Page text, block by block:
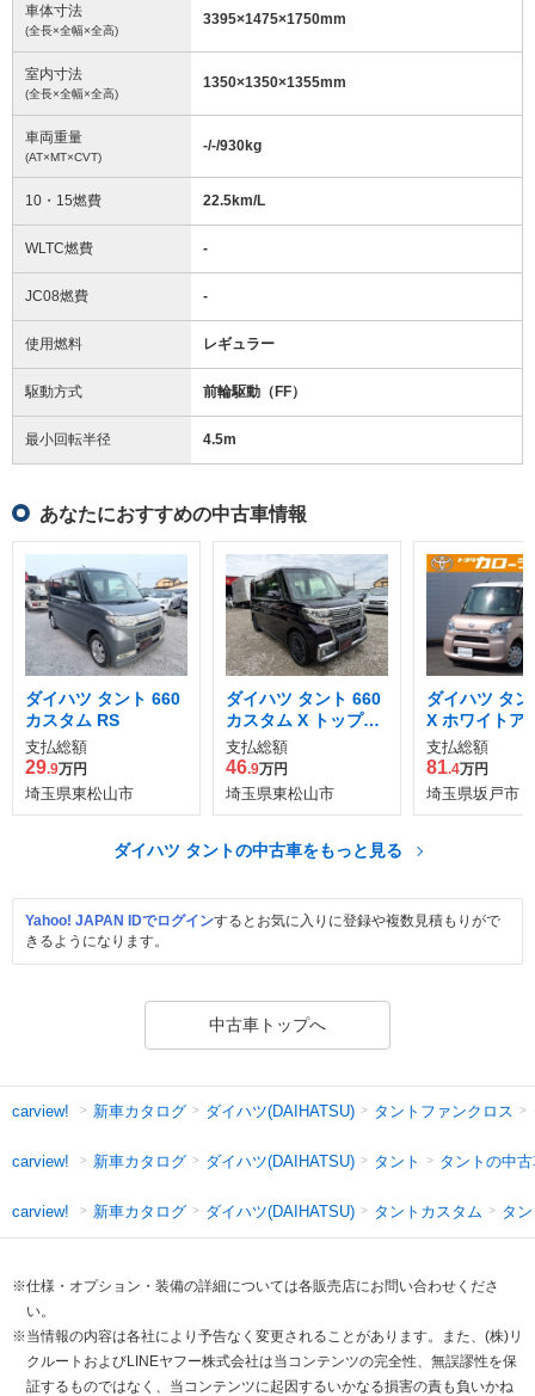
車体寸法
(全長×全幅×全高)
3395×1475×1750mm
室内寸法
(全長×全幅×全高)
1350×1350×1355mm
車両重量
(AT×MT×CVT)
-/-/930kg
10・15燃費 22.5km/L
WLTC燃費 -
JC08燃費 -
使用燃料 レギュラー
駆動方式 前輪駆動（FF）
最小回転半径 4.5m
あなたにおすすめの中古車情報
ダイハツ タント 660
カスタム RS
支払総額
29.9万円
埼玉県東松山市
ダイハツ タント 660
カスタム X トップエ
ディション SAII
支払総額
46.9万円
埼玉県東松山市
ダイハツ タ
X ホワイトア
ト SAIII
支払総額
81.4万円
埼玉県坂戸市
ダイハツ タントの中古車をもっと見る
Yahoo! JAPAN IDでログインするとお気に入りに登録や複数見積もりがで
きるようになります。
中古車トップへ
carview! 新車カタログ ダイハツ(DAIHATSU) タントファンクロス
carview! 新車カタログ ダイハツ(DAIHATSU) タント タントの中
carview! 新車カタログ ダイハツ(DAIHATSU) タントカスタム タ
※仕様・オプション・装備の詳細については各販売店にお問い合わせくださ
い。
※当情報の内容は各社により予告なく変更されることがあります。また、(株)リ
クルートおよびLINEヤフー株式会社は当コンテンツの完全性、無誤謬性を保
証するものではなく、当コンテンツに起因するいかなる損害の責も負いかね